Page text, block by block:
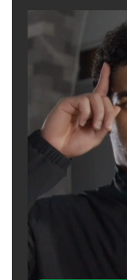
Museum phát
tới,” ông Vũ
đốc Điều hành
“Đây là thời
đồng người
bị đón Tết
đồng thời lên
xứ (30/4/
thật sâu đậm,
chúng ta cũng